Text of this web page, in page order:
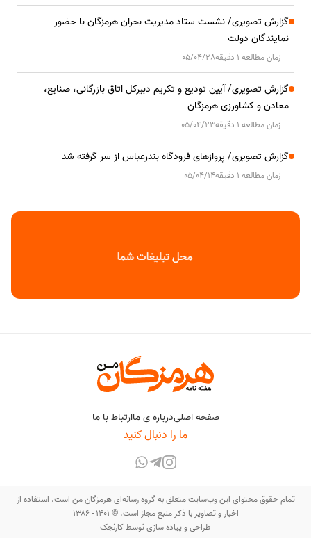
گزارش تصویری/ نشست ستاد مدیریت بحران هرمزگان با حضور
نمایندگان دولت
زمان مطالعه 1 دقیقه 05/04/28
گزارش تصویری/ آیین تودیع و تکریم دبیرکل اتاق بازرگانی، صنایع،
معادن و کشاورزی هرمزگان
زمان مطالعه 1 دقیقه 05/04/23
گزارش تصویری/ پروازهای فرودگاه بندرعباس از سر گرفته شد
زمان مطالعه 1 دقیقه 05/04/14
صفحه اصلیدرباره ی ماارتباط با ما
ما را دنبال کنید
تمام حقوق محتوای این وب‌سایت متعلق به گروه رسانه‌ای هرمزگان من است. استفاده از
اخبار و تصاویر با ذکر منبع مجاز است. © ۱۴۰۱ - ۱۳۸۶
طراحی و پیاده سازی توسطکارنجک